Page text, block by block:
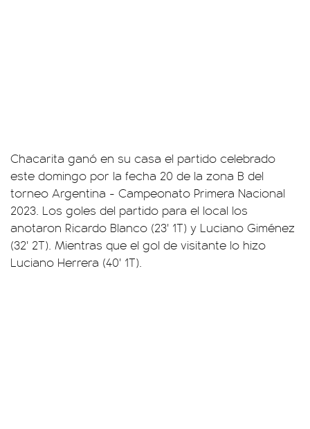
Chacarita ganó en su casa el partido celebrado
este domingo por la fecha 20 de la zona B del
torneo Argentina - Campeonato Primera Nacional
2023. Los goles del partido para el local los
anotaron Ricardo Blanco (23' 1T) y Luciano Giménez
(32' 2T). Mientras que el gol de visitante lo hizo
Luciano Herrera (40' 1T).